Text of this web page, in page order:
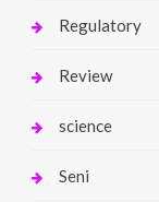
Regulatory
Review
science
Seni